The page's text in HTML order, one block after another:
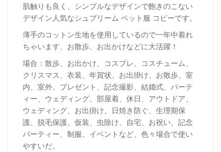
肌触りも良く、シンプルなデザインで飽きのこない
デザイン人気なシュプリーム ペット服 コピーです。
薄手のコットン生地を使用しているので一年中着れ
ちゃいます、お散歩、お出かけなどに大活躍！
場合：散歩、お出かけ、コスプレ、コスチューム、
クリスマス、衣装、年賀状、お出掛け、お散歩、室
内、室外、プレゼント、記念撮影、結婚式、パーテ
ィー、ウェディング、部屋着、休日、アウトドア、
ウェディング、お出掛け、日焼き防ぐ、生理期保
護、脱毛保護、仮装、虫除け、自宅、お祝い、記念
パーティー、制服、イベントなど、色々場合で使い
やすいだ。